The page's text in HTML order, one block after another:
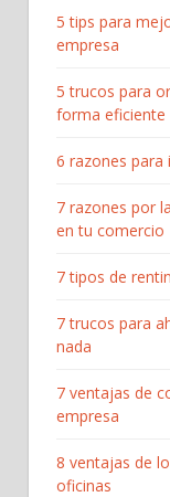
5 tips para
empresa
5 trucos para
forma eficiente
6 razones
7 razones por
en tu comercio
7 tipos de
7 trucos para
nada
7 ventajas de
empresa
8 ventajas de
oficinas